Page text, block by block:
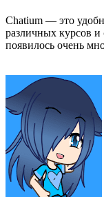
Chatium — это
различных курсов
появилось очень